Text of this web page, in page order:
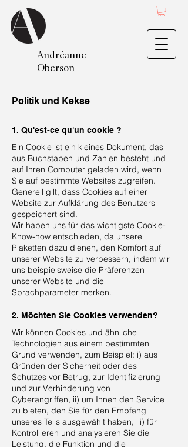
Andréanne
Oberson
Politik und Kekse
1. Qu'est-ce qu'un cookie ?
Ein Cookie ist ein kleines Dokument, das
aus Buchstaben und Zahlen besteht und
auf Ihren Computer geladen wird, wenn
Sie auf bestimmte Websites zugreifen.
Generell gilt, dass Cookies auf einer
Website zur Aufklärung des Benutzers
gespeichert sind.
Wir haben uns für das wichtigste Cookie-
Know-how entschieden, da unsere
Plaketten dazu dienen, den Komfort auf
unserer Website zu verbessern, indem wir
uns beispielsweise die Präferenzen
unserer Website und die
Sprachparameter merken.
2. Möchten Sie Cookies verwenden?
Wir können Cookies und ähnliche
Technologien aus einem bestimmten
Grund verwenden, zum Beispiel: i) aus
Gründen der Sicherheit oder des
Schutzes vor Betrug, zur Identifizierung
und zur Verhinderung von
Cyberangriffen, ii) um Ihnen den Service
zu bieten, den Sie für den Empfang
unseres Teils ausgewählt haben, iii) für
Kontrollieren und analysieren Sie die
Leistung, die Funktion und die